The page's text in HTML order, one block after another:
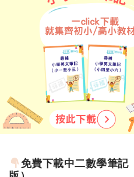
免費下載中二數學筆記